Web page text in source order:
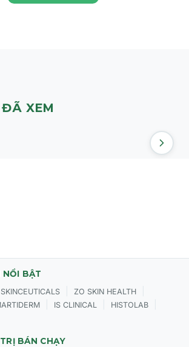
XEM
NỔI BẬT
SKINCEUTICALS ZO SKIN HEALTH
IS CLINICAL HISTOLAB
BÁN CHẠY